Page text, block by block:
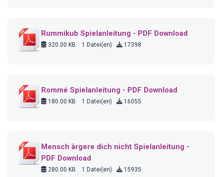
Rummikub Spielanleitung - PDF Download
320.00 KB 1 Datei(en) 17398
Rommé Spielanleitung - PDF Download
180.00 KB 1 Datei(en) 16055
Mensch ärgere dich nicht Spielanleitung -
PDF Download
280.00 KB 1 Datei(en) 15935